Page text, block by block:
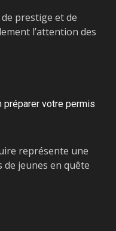
prestige et de
l’attention des
préparer votre permis
représente une
jeunes en quête